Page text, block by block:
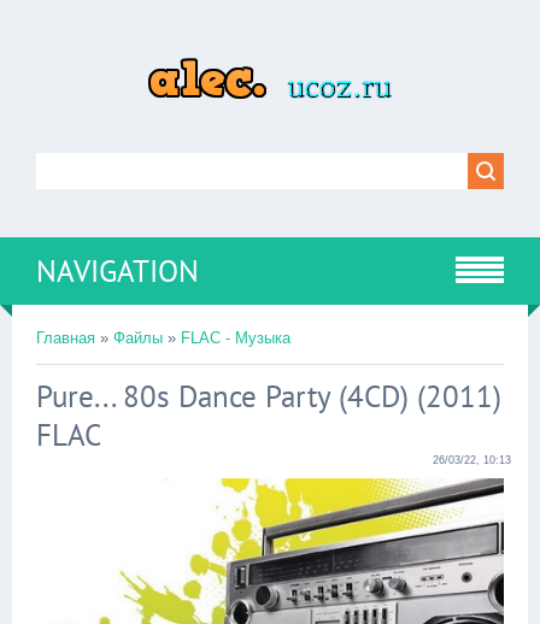
NAVIGATION
Главная » Файлы » FLAC - Музыка
Pure... 80s Dance Party (4CD) (2011)
FLAC
26/03/22, 10:13